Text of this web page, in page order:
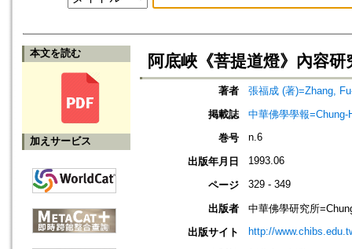
本文を読む
加えサービス
阿底峽《菩提道燈》內容研
著者
張福成 (著)=Zhang,
掲載誌
中華佛學學報
巻号
n.6
出版年月日 1993.06
ページ 329 - 349
出版者
中華佛學研究所
出版サイト
http://